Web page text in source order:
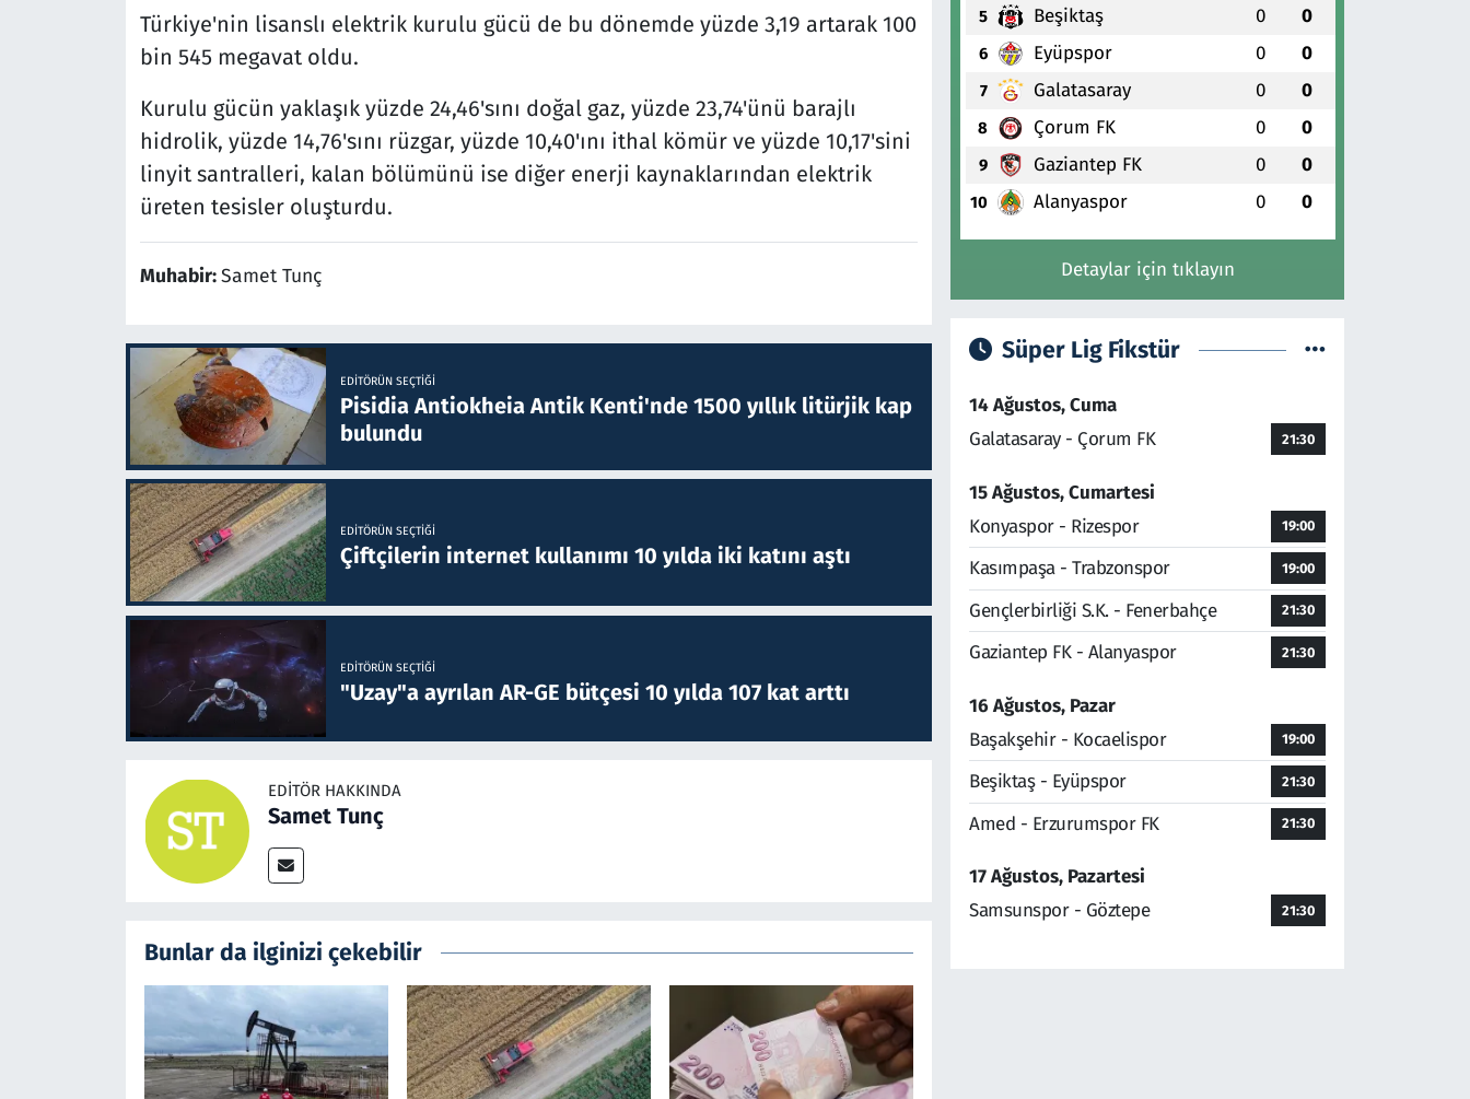
Türkiye'nin lisanslı elektrik kurulu gücü de bu dönemde yüzde 3,19 artarak 100
bin 545 megavat oldu.
Kurulu gücün yaklaşık yüzde 24,46'sını doğal gaz, yüzde 23,74'ünü barajlı
hidrolik, yüzde 14,76'sını rüzgar, yüzde 10,40'ını ithal kömür ve yüzde 10,17'sini
linyit santralleri, kalan bölümünü ise diğer enerji kaynaklarından elektrik
üreten tesisler oluşturdu.
Muhabir:Samet Tunç
EDITÖRÜN SEÇTIĞI
Pisidia Antiokheia Antik Kenti'nde 1500 yıllık litürjik kap
bulundu
EDITÖRÜN SEÇTIĞI
Çiftçilerin internet kullanımı 10 yılda iki katını aştı
EDITÖRÜN SEÇTIĞI
"Uzay"a ayrılan AR-GE bütçesi 10 yılda 107 kat arttı
EDITÖR HAKKINDA
Samet Tunç
Bunlar da ilginizi çekebilir
5 Beşiktaş 0 0
6 Eyüpspor 0 0
7 Galatasaray 0 0
8 Çorum FK 0 0
9 Gaziantep FK 0 0
10 Alanyaspor 0 0
Detaylar için tıklayın
Süper Lig Fikstür
14 Ağustos, Cuma
Galatasaray - Çorum FK
21:30
15 Ağustos, Cumartesi
Konyaspor - Rizespor
19:00
Kasımpaşa - Trabzonspor 19:00
Gençlerbirliği S.K. - Fenerbahçe 21:30
Gaziantep FK - Alanyaspor 21:30
16 Ağustos, Pazar
Başakşehir - Kocaelispor
19:00
Beşiktaş - Eyüpspor 21:30
Amed - Erzurumspor FK 21:30
17 Ağustos, Pazartesi
Samsunspor - Göztepe
21:30